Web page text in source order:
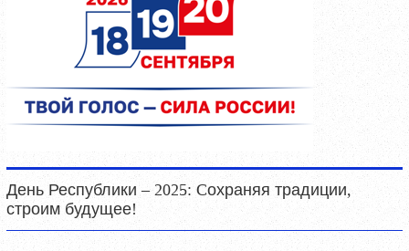
День Республики – 2025: Cохраняя традиции,
строим будущее!